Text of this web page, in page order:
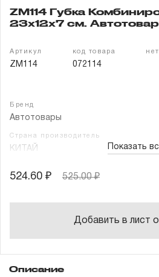
Контакты
ZM114 Губка
23x12x7 см.
Артикул
ZM114
код товара
072114
Бренд
Автотовары
Страна производитель
КИТАЙ Показать
524.60 ₽ 525.00 ₽
Добавить в лист
Описание